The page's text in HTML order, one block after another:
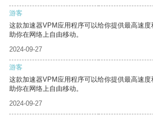
游客
这款加速器VPM应用程序可以给你提供最高速
助你在网络上自由移动。
2024-09-27
游客
这款加速器VPM应用程序可以给你提供最高速
助你在网络上自由移动。
2024-09-27